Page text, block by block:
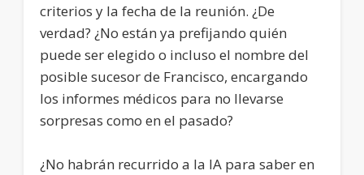
criterios y la fecha de la reunión. ¿De
verdad? ¿No están ya prefijando quién
puede ser elegido o incluso el nombre del
posible sucesor de Francisco, encargando
los informes médicos para no llevarse
sorpresas como en el pasado?
¿No habrán recurrido a la IA para saber en